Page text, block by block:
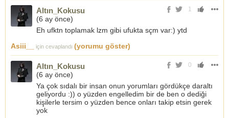
1
Altın_Kokusu
(6 ay önce)
Eh ufktn toplamak lzm gibi ufukta sçm var:) ytd
Asiii__
için cevaplandı (yorumu göster)
0
Altın_Kokusu
(6 ay önce)
Ya çok sıdalı bir insan onun yorumları gördükçe daraltı
geliyordu :)) o yüzden engelledim bir de ben o dediği
kişilerle tersim o yüzden bence onları takip etsin gerek
yok